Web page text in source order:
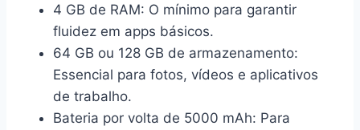
4 GB de RAM: O mínimo para garantir
fluidez em apps básicos.
64 GB ou 128 GB de armazenamento:
Essencial para fotos, vídeos e aplicativos
de trabalho.
Bateria por volta de 5000 mAh: Para